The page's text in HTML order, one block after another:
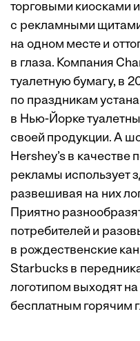
торговыми киосками
с рекламными
на одном месте и
в глаза. Компания
туалетную бумагу, в
по праздникам
в Нью-Йорке
своей продукции. А
Hershey’s в качестве
рекламы использует
развешивая на них
Приятно
потребителей и
в рождественские
Starbucks в
логотипом выходят
бесплатным горячим